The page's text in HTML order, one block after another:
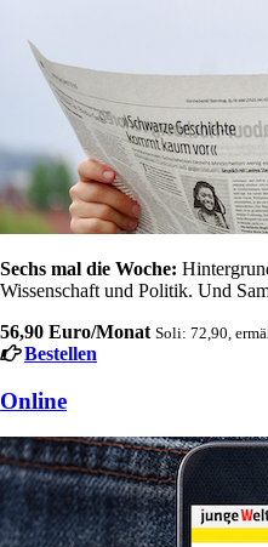
Sechs mal die Woche:
Wissenschaft und Politik. Und
56,90 Euro/Monat Soli: 72,90,
Bestellen
Online